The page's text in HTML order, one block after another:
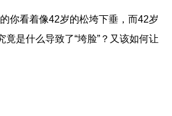
你看着像42岁的松垮下垂，而42岁
是什么导致了“垮脸”？又该如何让